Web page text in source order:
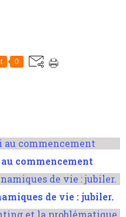
0
commencement
de vie : jubiler.